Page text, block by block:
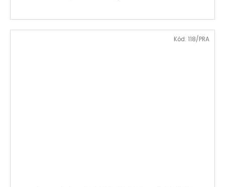
Kód: 118/PRA